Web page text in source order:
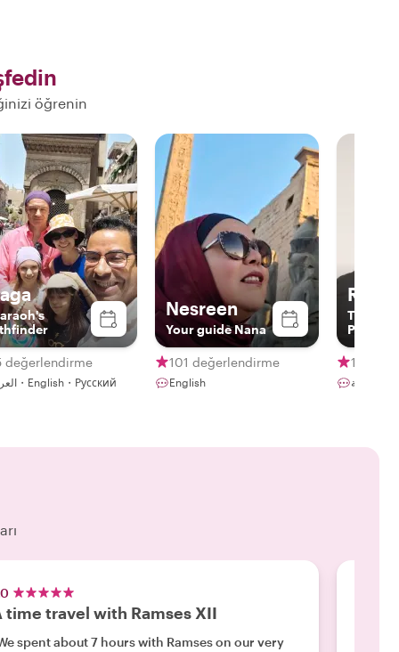
öğrenin
değerlendirme
العربية・English・Русский
Nesreen
Your guide Nana
101 değerlendirme
English
The
Pharaoh
114
time travel with Ramses XII
spent about 7 hours with Ramses on our very